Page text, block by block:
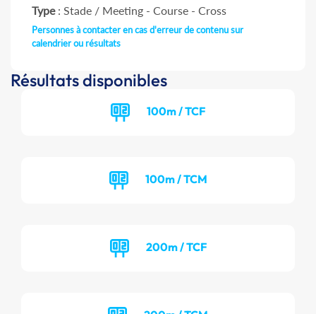
Type: Stade / Meeting - Course - Cross
Personnes à contacter en cas d'erreur de contenu sur
calendrier ou résultats
Résultats disponibles
100m / TCF
100m / TCM
200m / TCF